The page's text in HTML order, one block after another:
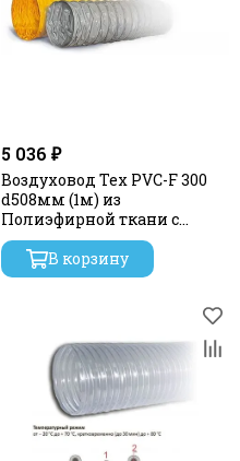
5 036 ₽
Воздуховод Tex PVC-F 300
d508мм (1м) из
Полиэфирной ткани с
пропиткой ПВХ
В корзину